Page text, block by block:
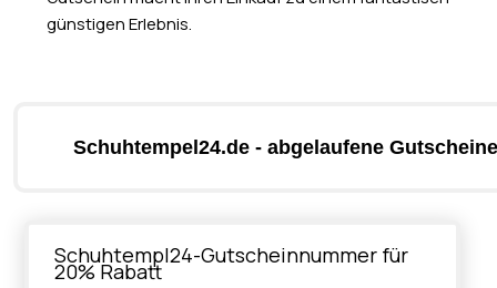
günstigen Erlebnis.
Schuhtempel24.de - abgelaufene
Schuhtempl24-Gutscheinnummer für
20% Rabatt